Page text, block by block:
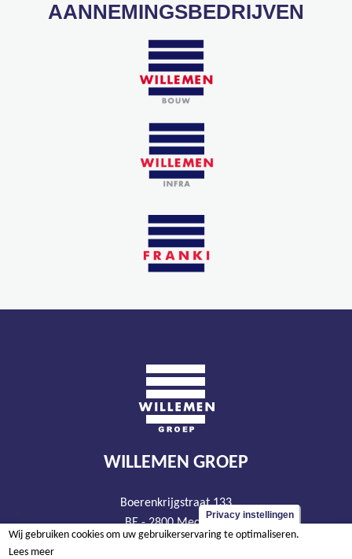
AANNEMINGSBEDRIJVEN
WILLEMEN GROEP
Boerenkrijgstraat 133
BE - 2800 Mechelen
tel +32 15 569 965
Privacy instellingen
Wij gebruiken cookies om uw gebruikerservaring te optimaliseren.
Lees meer